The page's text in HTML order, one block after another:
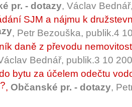
pr. - dotazy, Václav
SJM a nájmu k
, Petr Bezouška, publik.4
daně z převodu
Bednář, publik.3 10
bytu za účelem odečtu
, Občanské pr. - dotazy,